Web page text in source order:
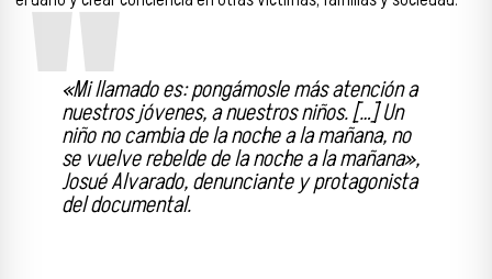
«Mi llamado es: pongámosle más atención a
nuestros jóvenes, a nuestros niños. […] Un
niño no cambia de la noche a la mañana, no
se vuelve rebelde de la noche a la mañana»,
Josué Alvarado, denunciante y protagonista
del documental.